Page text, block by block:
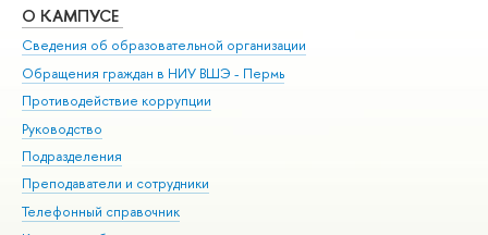
О КАМПУСЕ
Сведения об образовательной организации
Обращения граждан в НИУ ВШЭ - Пермь
Противодействие коррупции
Руководство
Подразделения
Преподаватели и сотрудники
Телефонный справочник